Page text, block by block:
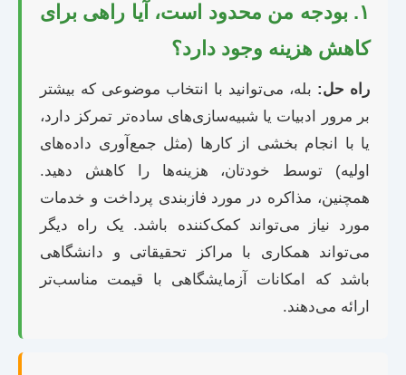
۱. بودجه من محدود است، آیا راهی برای
کاهش هزینه وجود دارد؟
راه حل: بله، می‌توانید با انتخاب موضوعی که بیشتر
بر مرور ادبیات یا شبیه‌سازی‌های ساده‌تر تمرکز دارد،
یا با انجام بخشی از کارها (مثل جمع‌آوری داده‌های
اولیه) توسط خودتان، هزینه‌ها را کاهش دهید.
همچنین، مذاکره در مورد فازبندی پرداخت و خدمات
مورد نیاز می‌تواند کمک‌کننده باشد. یک راه دیگر
می‌تواند همکاری با مراکز تحقیقاتی و دانشگاهی
باشد که امکانات آزمایشگاهی با قیمت مناسب‌تر
ارائه می‌دهند.